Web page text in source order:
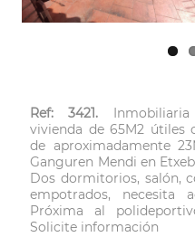
Ref: 3421.
vivienda de 65M2 útiles
de aproximadamente
Ganguren Mendi en
Dos dormitorios, salón,
empotrados, necesita
Próxima al
Solicite información